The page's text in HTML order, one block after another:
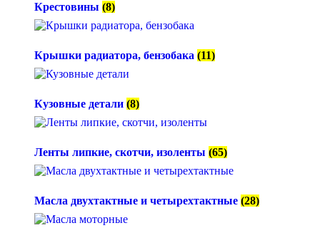
Крестовины (8)
Крышки радиатора, бензобака (11)
Кузовные детали (8)
Ленты липкие, скотчи, изоленты (65)
Масла двухтактные и четырехтактные (28)